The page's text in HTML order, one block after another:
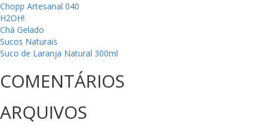
Chopp Artesanal 040
H2OH!
Chá Gelado
Sucos Naturais
Suco de Laranja Natural 300ml
COMENTÁRIOS
ARQUIVOS